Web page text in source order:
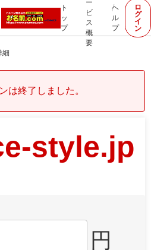
ト
ッ
プ
ー
ビ
ス
概
要
ヘ
ル
プ
ロ
グ
イ
ン
細
は終了しました。
style.jp
円